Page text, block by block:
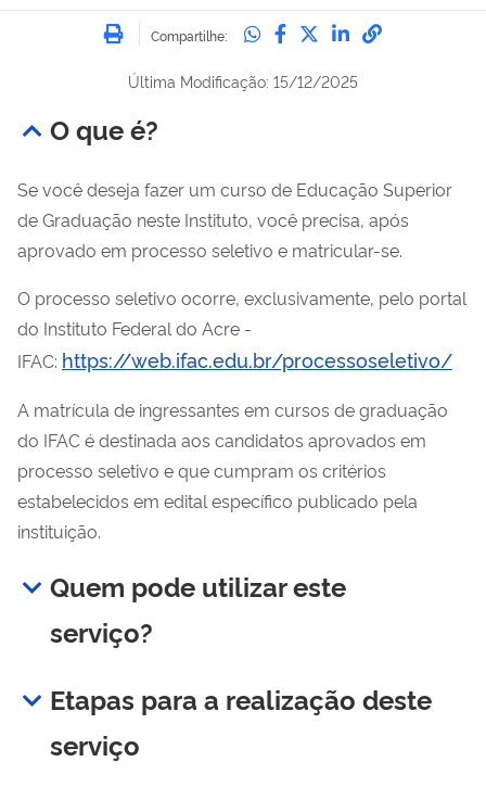
Imprimir
Compartilhe: Compartilhe no
Compartilhe no
Compartilhe no
Compartilhe
Última Modificação: 15/12/2025
O que é?
Se você deseja fazer um curso de Educação Superior
de Graduação neste Instituto, você precisa, após
aprovado em processo seletivo e matricular-se.
O processo seletivo ocorre, exclusivamente, pelo portal
do Instituto Federal do Acre -
IFAC: https://web.ifac.edu.br/processoseletivo/
A matrícula de ingressantes em cursos de graduação
do IFAC é destinada aos candidatos aprovados em
processo seletivo e que cumpram os critérios
estabelecidos em edital específico publicado pela
instituição.
Quem pode utilizar este
serviço?
Etapas para a realização deste
serviço